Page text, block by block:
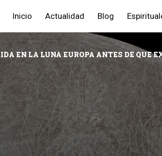
Inicio Actualidad Blog
EN LA LUNA EUROPA ANTES DE QUE